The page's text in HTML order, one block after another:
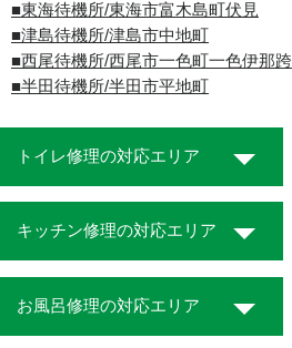
■東海待機所/東海市富木島町伏見
■津島待機所/津島市中地町
■西尾待機所/西尾市一色町一色伊那跨
■半田待機所/半田市平地町
トイレ修理の対応エリア
キッチン修理の対応エリア
お風呂修理の対応エリア